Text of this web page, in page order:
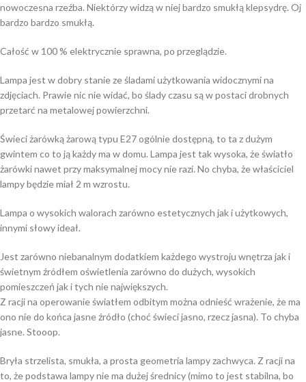
nowoczesna rzeźba. Niektórzy widzą w niej bardzo smukłą klepsydrę. Oj
bardzo bardzo smukłą.
Całość w 100 % elektrycznie sprawna, po przeglądzie.
Lampa jest w dobry stanie ze śladami użytkowania widocznymi na
zdjęciach. Prawie nic nie widać, bo ślady czasu są w postaci drobnych
przetarć na metalowej powierzchni.
Świeci żarówką żarową typu E27 ogólnie dostępną, to ta z dużym
gwintem co to ją każdy ma w domu. Lampa jest tak wysoka, że światło
żarówki nawet przy maksymalnej mocy nie razi. No chyba, że właściciel
lampy będzie miał 2 m wzrostu.
Lampa o wysokich walorach zarówno estetycznych jak i użytkowych,
innymi słowy ideał.
Jest zarówno niebanalnym dodatkiem każdego wystroju wnętrza jak i
świetnym źródłem oświetlenia zarówno do dużych, wysokich
pomieszczeń jak i tych nie największych.
Z racji na operowanie światłem odbitym można odnieść wrażenie, że ma
ono nie do końca jasne źródło (choć świeci jasno, rzecz jasna). To chyba
jasne. Stooop.
Bryła strzelista, smukła, a prosta geometria lampy zachwyca. Z racji na
to, że podstawa lampy nie ma dużej średnicy (mimo to jest stabilna, bo